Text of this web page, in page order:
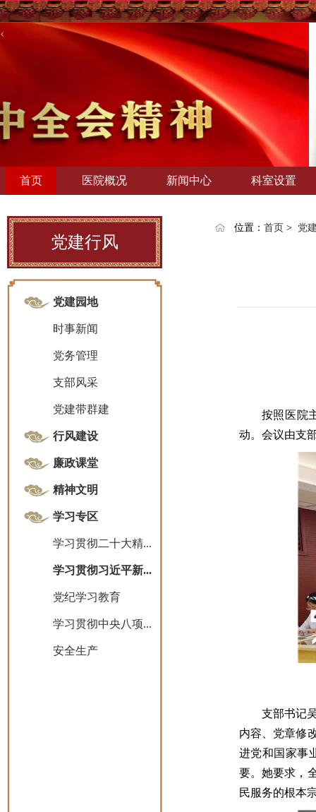
‹
首页 医院概况 新闻中心 科室设置
党建行风
党建园地
时事新闻
党务管理
支部风采
党建带群建
行风建设
廉政课堂
精神文明
学习专区
学习贯彻二十大精...
学习贯彻习近平新...
党纪学习教育
学习贯彻中央八项...
安全生产
位置： 首页 > 党
按照医院
动。会议由支
支部书记
内容、党章修
进党和国家事
要。她要求，
民服务的根本